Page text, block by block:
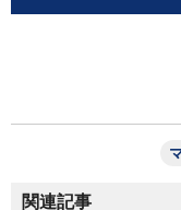
関連記事